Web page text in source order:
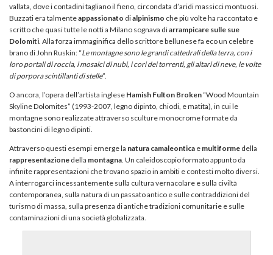
vallata, dove i contadini tagliano il fieno, circondata d’aridi massicci montuosi.
Buzzati era talmenteappassionato dialpinismo che più volte ha raccontato e
scritto che quasi tutte le notti a Milano sognava diarrampicare sulle sue
Dolomiti . Alla forza immaginifica dello scrittore bellunese fa eco un celebre
brano di John Ruskin: “Le montagne sono le grandi cattedrali della terra, con i
loro portali di roccia, i mosaici di nubi, i cori dei torrenti, gli altari di neve, le volte
di porpora scintillanti di stelle”.
O ancora, l’opera dell’artista inglese Hamish Fulton Broken “Wood Mountain
Skyline Dolomites” (1993-2007, legno dipinto, chiodi, e matita), in cui le
montagne sono realizzate attraverso sculture monocrome formate da
bastoncini di legno dipinti.
Attraverso questi esempi emerge la natura camaleontica e multiforme della
rappresentazione della montagna . Un caleidoscopio formato appunto da
infinite rappresentazioni che trovano spazio in ambiti e contesti molto diversi.
A interrogarci incessantemente sulla cultura vernacolare e sulla civiltà
contemporanea, sulla natura di un passato antico e sulle contraddizioni del
turismo di massa, sulla presenza di antiche tradizioni comunitarie e sulle
contaminazioni di una società globalizzata.